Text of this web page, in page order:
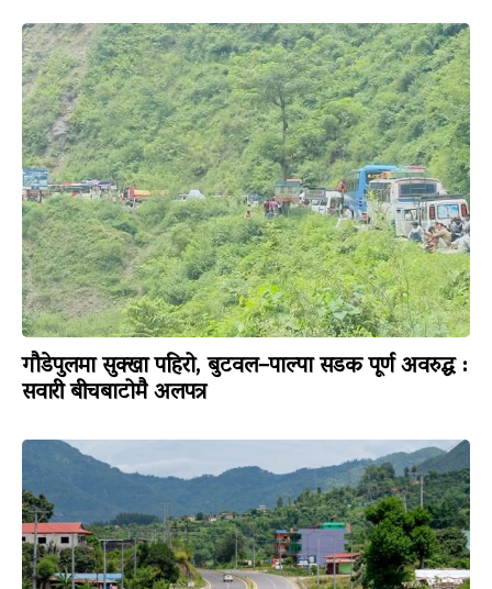
गौडेपुलमा सुक्खा पहिरो, बुटवल–पाल्पा सडक पूर्ण अवरुद्ध :
सवारी बीचबाटोमै अलपत्र